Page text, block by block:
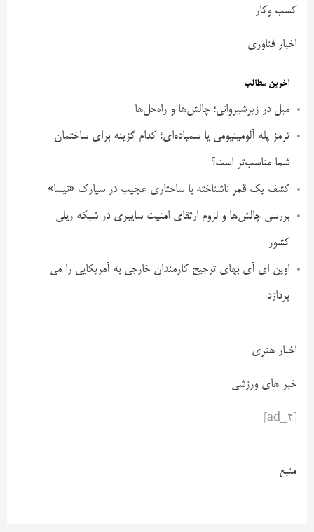
کسب وکار
اخبار فناوری
آخرین مطالب
مبل در زیرشیروانی؛ چالش‌ها و راه‌حل‌ها
ترمز پله آلومینیومی یا سمباده‌ای؛ کدام گزینه برای ساختمان
شما مناسب‌تر است؟
کشف یک قمر ناشناخته با ساختاری عجیب در سیارک «نیسا»
بررسی چالش‌ها و لزوم ارتقای امنیت سایبری در شبکه ریلی
کشور
اوپن ای آی بهای ترجیح کارمندان خارجی به آمریکایی را می
پردازد
اخبار هنری
خبر های ورزشی
منبع